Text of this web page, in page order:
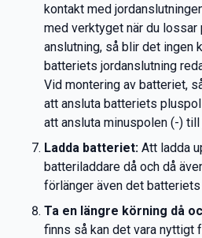
kontakt med
med verktyget när du
anslutning, så blir det ingen
batteriets jordanslutning
Vid montering av batteriet,
att ansluta batteriets
att ansluta minuspolen (-) till
Ladda batteriet: Att ladda
batteriladdare då och då
förlänger även det
Ta en längre körning då
finns så kan det vara